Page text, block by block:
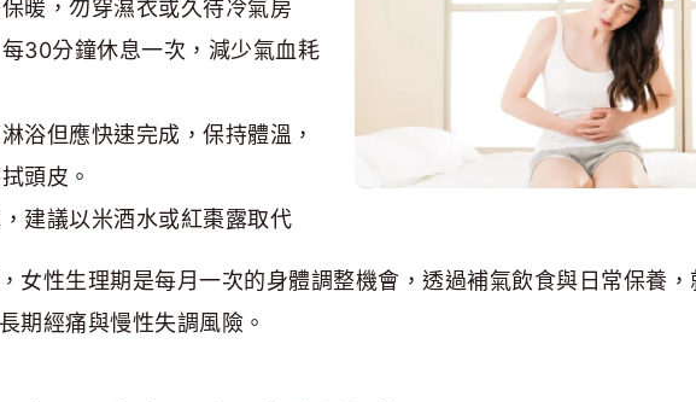
暖，勿穿濕衣或久待冷氣房
30分鐘休息一次，減少氣血耗
浴但應快速完成，保持體溫，
頭皮。
建議以米酒水或紅棗露取代
女性生理期是每月一次的身體調整機會，透過補氣飲食與日常保養，
期經痛與慢性失調風險。